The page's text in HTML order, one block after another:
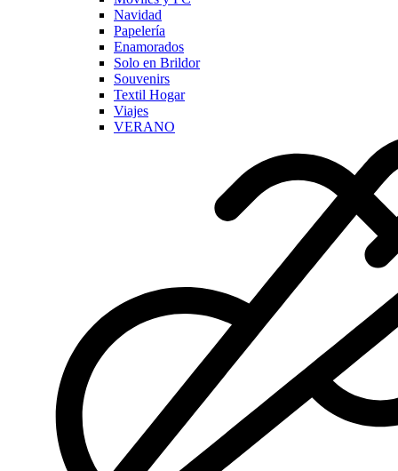
Navidad
Papelería
Enamorados
Solo en Brildor
Souvenirs
Textil Hogar
Viajes
VERANO